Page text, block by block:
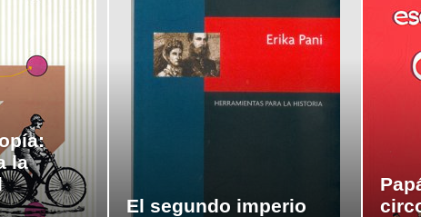
la
El segundo imperio